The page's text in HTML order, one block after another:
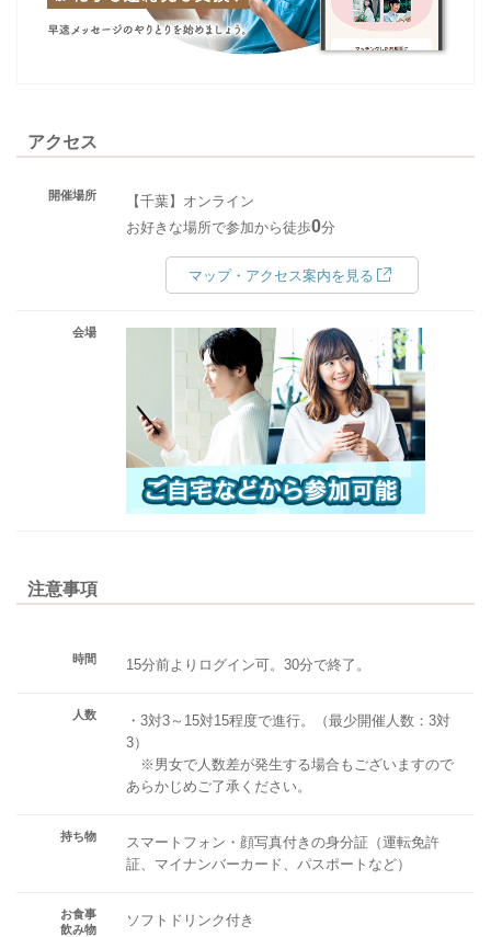
アクセス
開催場所
【千葉】オンライン
お好きな場所で参加から徒歩0分
マップ・アクセス案内を見る
会場
注意事項
時間 15分前よりログイン可。30分で終了。
人数
・3対3～15対15程度で進行。（最少開催人数：3対
3）
※男女で人数差が発生する場合もございますので
あらかじめご了承ください。
持ち物
スマートフォン・顔写真付きの身分証（運転免許
証、マイナンバーカード、パスポートなど）
お食事
飲み物
ソフトドリンク付き